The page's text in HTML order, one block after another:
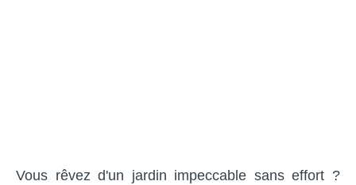
Vous rêvez d'un jardin impeccable sans effort ?